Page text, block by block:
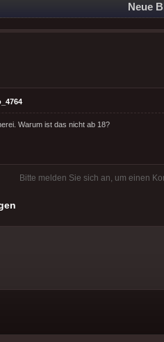
Neue
Warum ist das nicht ab 18?
Bitte melden Sie sich an, um einen